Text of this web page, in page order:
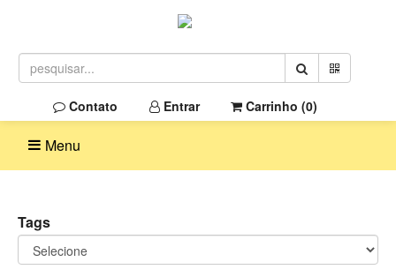
Contato Entrar Carrinho (0)
Menu
Tags